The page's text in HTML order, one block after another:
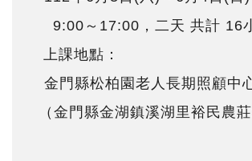
9:00～17:00，二天 共計 16
上課地點：
金門縣松柏園老人長期照顧中
（金門縣金湖鎮溪湖里裕民農莊